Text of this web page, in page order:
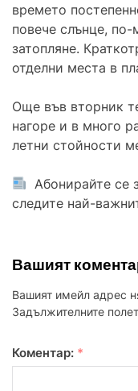
времето
повече слънце,
затопляне.
отделни места в
Още във вторник
нагоре и в много
летни стойности
Абонирайте се
следите най-
Вашият
Вашият имейл адрес
Задължителните
Коментар: *